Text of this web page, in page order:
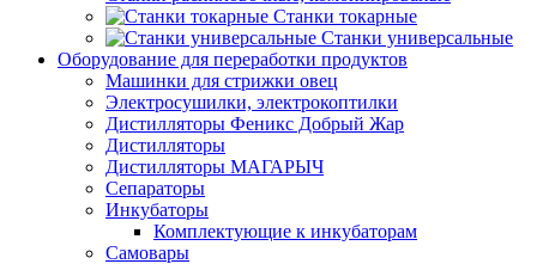
Станки токарные
Станки универсальные
Оборудование для переработки продуктов
Машинки для стрижки овец
Электросушилки, электрокоптилки
Дистилляторы Феникс Добрый Жар
Дистилляторы
Дистилляторы МАГАРЫЧ
Сепараторы
Инкубаторы
Комплектующие к инкубаторам
Самовары